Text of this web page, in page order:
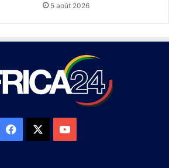
5 août 2026